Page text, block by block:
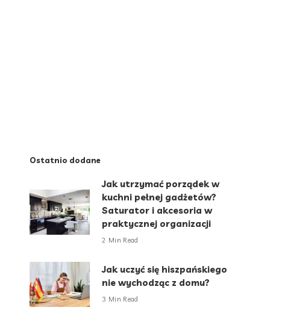
Ostatnio dodane
Jak utrzymać porządek w
kuchni pełnej gadżetów?
Saturator i akcesoria w
praktycznej organizacji
2 Min Read
Jak uczyć się hiszpańskiego
nie wychodząc z domu?
3 Min Read